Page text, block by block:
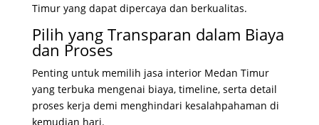
Timur yang dapat dipercaya dan berkualitas.
Pilih yang Transparan dalam Biaya
dan Proses
Penting untuk memilih jasa interior Medan Timur
yang terbuka mengenai biaya, timeline, serta detail
proses kerja demi menghindari kesalahpahaman di
kemudian hari.